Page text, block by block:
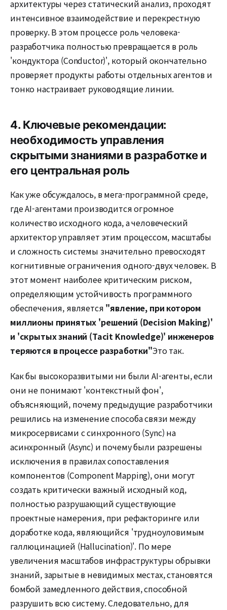
архитектуры через статический анализ, проходят
интенсивное взаимодействие и перекрестную
проверку. В этом процессе роль человека-
разработчика полностью превращается в роль
'кондуктора (Conductor)', который окончательно
проверяет продукты работы отдельных агентов и
тонко настраивает руководящие линии.
4. Ключевые рекомендации:
необходимость управления
скрытыми знаниями в разработке и
его центральная роль
Как уже обсуждалось, в мега-программной среде,
где AI-агентами производится огромное
количество исходного кода, а человеческий
архитектор управляет этим процессом, масштабы
и сложность системы значительно превосходят
когнитивные ограничения одного-двух человек. В
этот момент наиболее критическим риском,
определяющим устойчивость программного
обеспечения, является "явление, при котором
миллионы принятых 'решений (Decision Making)'
и 'скрытых знаний (Tacit Knowledge)' инженеров
теряются в процессе разработки"Это так.
Как бы высокоразвитыми ни были AI-агенты, если
они не понимают 'контекстный фон',
объясняющий, почему предыдущие разработчики
решились на изменение способа связи между
микросервисами с синхронного (Sync) на
асинхронный (Async) и почему были разрешены
исключения в правилах сопоставления
компонентов (Component Mapping), они могут
создать критически важный исходный код,
полностью разрушающий существующие
проектные намерения, при рефакторинге или
доработке кода, являющийся 'трудноуловимым
галлюцинацией (Hallucination)'. По мере
увеличения масштабов инфраструктуры обрывки
знаний, зарытые в невидимых местах, становятся
бомбой замедленного действия, способной
разрушить всю систему. Следовательно, для